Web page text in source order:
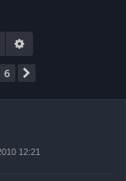
Otsi
6
12:21